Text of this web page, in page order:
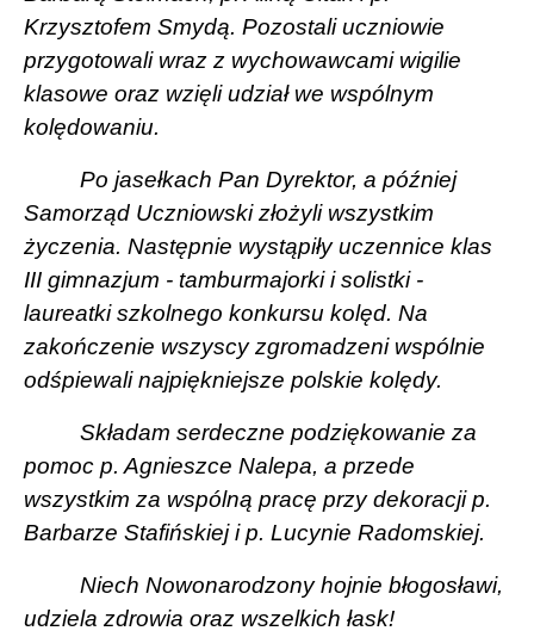
Krzysztofem Smydą. Pozostali uczniowie
przygotowali wraz z wychowawcami wigilie
klasowe oraz wzięli udział we wspólnym
kolędowaniu.
Po jasełkach Pan Dyrektor, a później
Samorząd Uczniowski złożyli wszystkim
życzenia. Następnie wystąpiły uczennice klas
III gimnazjum - tamburmajorki i solistki -
laureatki szkolnego konkursu kolęd. Na
zakończenie wszyscy zgromadzeni wspólnie
odśpiewali najpiękniejsze polskie kolędy.
Składam serdeczne podziękowanie za
pomoc p. Agnieszce Nalepa, a przede
wszystkim za wspólną pracę przy dekoracji p.
Barbarze Stafińskiej i p. Lucynie Radomskiej.
Niech Nowonarodzony hojnie błogosławi,
udziela zdrowia oraz wszelkich łask!